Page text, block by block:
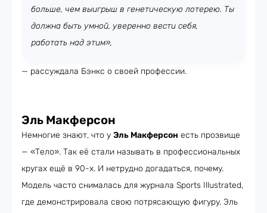
больше, чем выигрыш в генетическую лотерею. Ты
должна быть умной, уверенно вести себя,
работать над этим»,
— рассуждала Бэнкс о своей профессии.
Эль Макферсон
Немногие знают, что у Эль Макферсон есть прозвище
— «Тело». Так её стали называть в профессиональных
кругах ещё в 90-х. И нетрудно догадаться, почему.
Модель часто снималась для журнала Sports Illustrated,
где демонстрировала свою потрясающую фигуру. Эль